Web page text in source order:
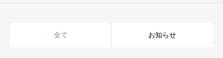
全て お知らせ